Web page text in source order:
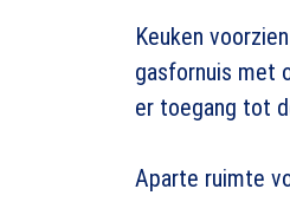
Keuken
gasfornuis met
er toegang tot
Aparte ruimte